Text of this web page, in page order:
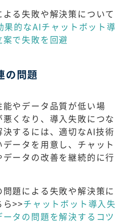
る失敗や解決策について
果的なAIチャットボット導
で失敗を回避
の問題
やデータ品質が低い場
くなり、導入失敗につな
するには、適切なAI技術
ータを用意し、チャット
ータの改善を継続的に行
題による失敗や解決策に
>>チャットボット導入失
タの問題を解決するコツ